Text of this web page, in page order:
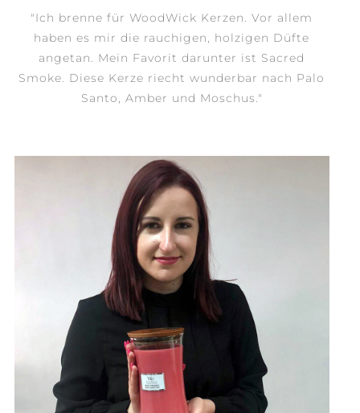
"Ich brenne für WoodWick Kerzen. Vor allem
haben es mir die rauchigen, holzigen Düfte
angetan. Mein Favorit darunter ist Sacred
Smoke. Diese Kerze riecht wunderbar nach Palo
Santo, Amber und Moschus."